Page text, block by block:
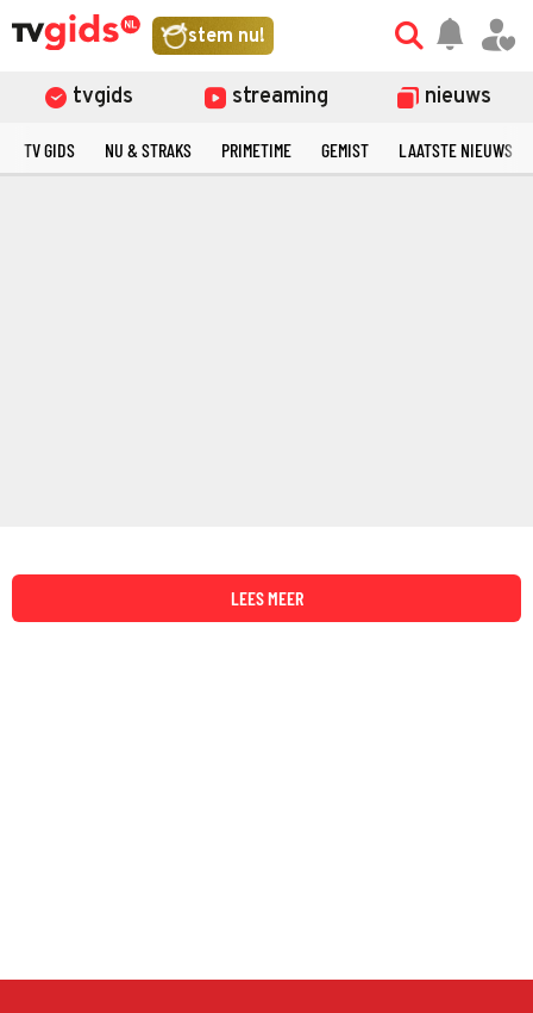
stem nu!
tvgids streaming nieuws
TV GIDS NU & STRAKS PRIMETIME GEMIST LAATSTE NIEUWS
LEES MEER